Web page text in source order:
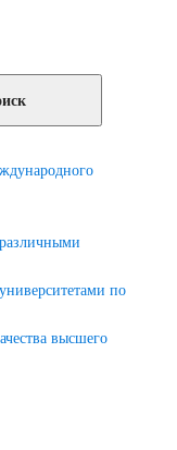
по
высшего